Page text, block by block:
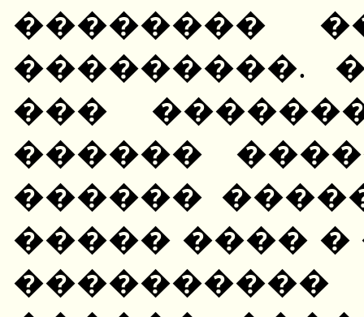
��������
���������.
���
������
������
����� ����
����������